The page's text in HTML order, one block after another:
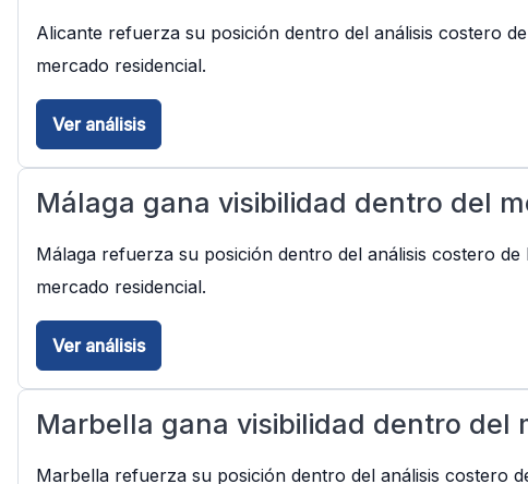
Alicante refuerza su posición dentro del análisis costero
mercado residencial.
Ver análisis
Málaga gana visibilidad dentro del
Málaga refuerza su posición dentro del análisis costero
mercado residencial.
Ver análisis
Marbella gana visibilidad dentro del
Marbella refuerza su posición dentro del análisis costero